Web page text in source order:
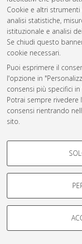
Cookie e altri
analisi statistiche,
istituzionale e analisi
Se chiudi questo
cookie necessari.
Puoi esprimere il
l'opzione in
consensi più specifici
Potrai sempre rivedere
consensi rientrando
sito.
COOKIE DI
Si tratta di cookie
navigazione degli
Mostra cookie di
COOKIE TECNICI -
2023 (1)
2022(1)
Atom
Rss 1.0
Rss 2.0
AMS Laurea
Servizio
Impostazioni Cookie
Informativa sulla
© ALMA MATER